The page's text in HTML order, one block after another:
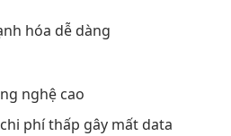
hóa dễ dàng
nghệ cao
chi phí thấp gây mất data